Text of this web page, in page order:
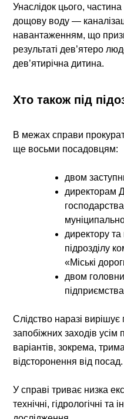
Унаслідок цього,
дощову воду —
навантаженням, що
результаті дев’ятеро
дев’ятирічна дитина.
Хто також під
В межах справи
ще восьми посадовцям:
двом
директорам
директору та
підрозділу
«Міські
двом
Слідство наразі
запобіжних заходів
варіантів, зокрема,
відсторонення від посад.
У справі триває низка
технічні, гідрологічні та